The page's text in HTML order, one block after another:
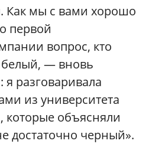
Как мы с вами хорошо
первой
вопрос, кто
— вновь
я разговаривала
из университета
объясняли
достаточно черный».